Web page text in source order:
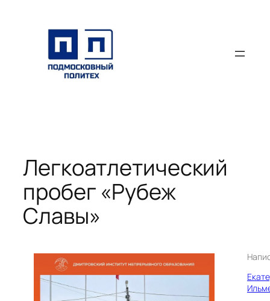
содержимому
Легкоатлетический
пробег «Рубеж
Славы»